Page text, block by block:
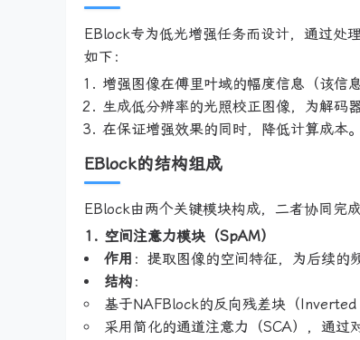
EBlock专为低光增强任务而设计，通过处
如下：
增强图像在傅里叶域的幅度信息（该信
生成低分辨率的光照校正图像，为解码
在保证增强效果的同时，降低计算成本。
EBlock的结构组成
EBlock由两个关键模块构成，二者协同完
1. 空间注意力模块（SpAM）
作用 ：提取图像的空间特征，为后续的
结构 ：
基于NAFBlock的反向残差块（
采用简化的通道注意力（SCA），通过